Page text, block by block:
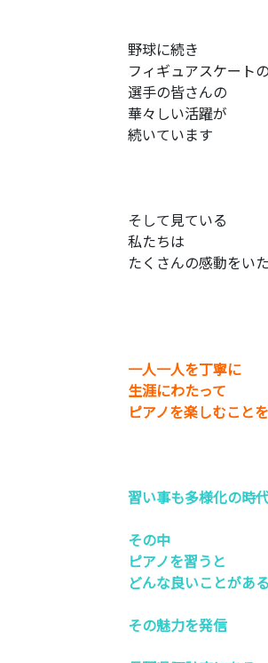
野球に続き
フィギュアスケートの
選手の皆さんの
華々しい活躍が
続いています
そして見ている
私たちは
たくさんの感動をい
一人一人を丁寧に
生涯にわたって
ピアノを楽しむこと
習い事も多様化の時
その中
ピアノを習うと
どんな良いことがあ
その魅力を発信